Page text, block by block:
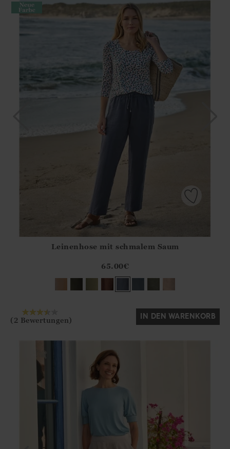
?? ""
Ja Nein
Leinenhose mit schmalem Saum
65.00€
(2 Bewertungen) IN DEN WARENKORB